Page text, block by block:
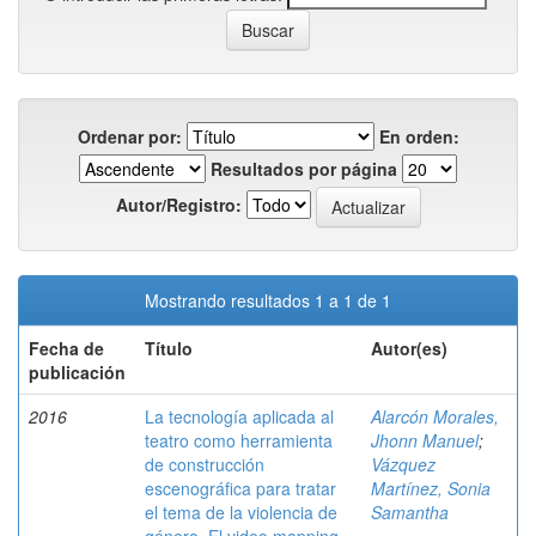
Ordenar por:
En orden:
Resultados por página
Autor/Registro:
Mostrando resultados 1 a 1 de 1
Fecha de
publicación
Título Autor(es)
2016
La tecnología aplicada al
teatro como herramienta
de construcción
escenográfica para tratar
el tema de la violencia de
Alarcón Morales,
Jhonn Manuel;
Vázquez
Martínez, Sonia
Samantha